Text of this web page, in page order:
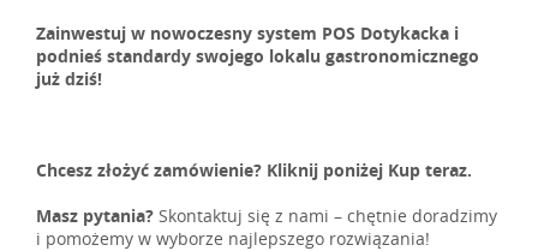
Zainwestuj w nowoczesny system POS Dotykacka i
podnieś standardy swojego lokalu gastronomicznego
już dziś!
Chcesz złożyć zamówienie? Kliknij poniżej Kup teraz.
Masz pytania? Skontaktuj się z nami – chętnie doradzimy
i pomożemy w wyborze najlepszego rozwiązania!